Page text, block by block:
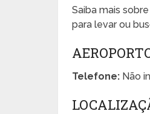
Saiba mais
para levar ou
Telefone: Não